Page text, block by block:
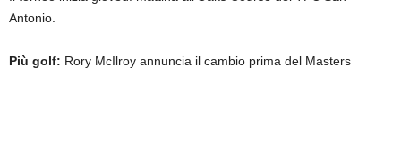
Antonio.
Più golf: Rory McIlroy annuncia il cambio prima del Masters